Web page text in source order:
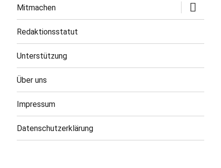
Mitmachen
öffnen
Redaktionsstatut
Unterstützung
Über uns
Impressum
Datenschutzerklärung